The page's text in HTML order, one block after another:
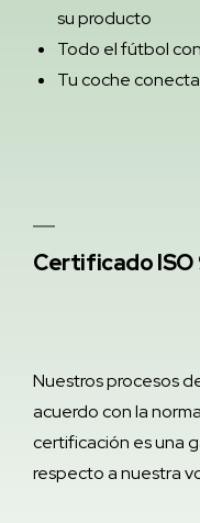
su producto
Todo el fútbol
Tu coche
Certificado ISO
Nuestros procesos
acuerdo con la
certificación es una
respecto a nuestra